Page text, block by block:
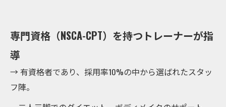
専門資格（NSCA-CPT）を持つトレーナーが指
導
→ 有資格者であり、採用率10%の中から選ばれたスタッ
フ陣。